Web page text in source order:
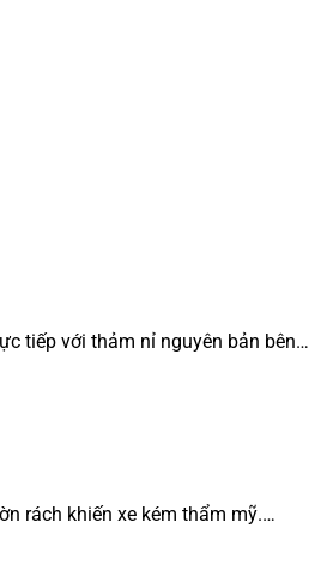
tiếp với thảm nỉ nguyên bản bên…
rách khiến xe kém thẩm mỹ.…